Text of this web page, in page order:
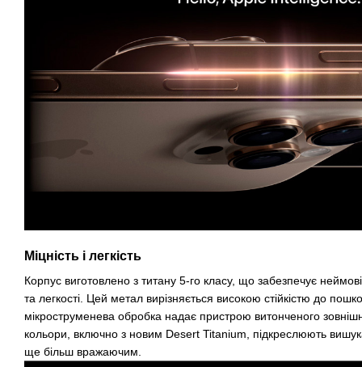
Міцність і легкість
Корпус виготовлено з титану 5-го класу, що забезпечує
та легкості. Цей метал вирізняється високою стійкістю до
мікроструменева обробка надає пристрою витонченого
кольори, включно з новим Desert Titanium, підкреслюють
ще більш вражаючим.